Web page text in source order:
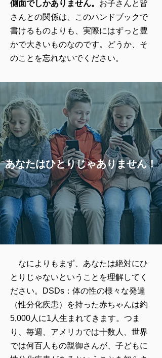
側面でしかありません。 お子さんと皆
さんとの関係は、このハンドブックで
書けるものよりも、実際にはずっと豊
かで大きいものなのです。どうか、そ
のことを忘れないでください。
あなたはひとりじゃありません！
なによりもまず、あなたは絶対にひ
とりじゃないということを理解してく
ださい。DSDs：体の性の様々な発達
（性分化疾患）を持った赤ちゃんは約
5,000人に1人生まれてきます。つま
り、毎週、アメリカでは十数人、世界
では何百人もの親御さんが、子どもに